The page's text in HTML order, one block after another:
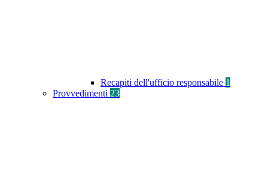
Recapiti dell'ufficio responsabile 1
Provvedimenti 23